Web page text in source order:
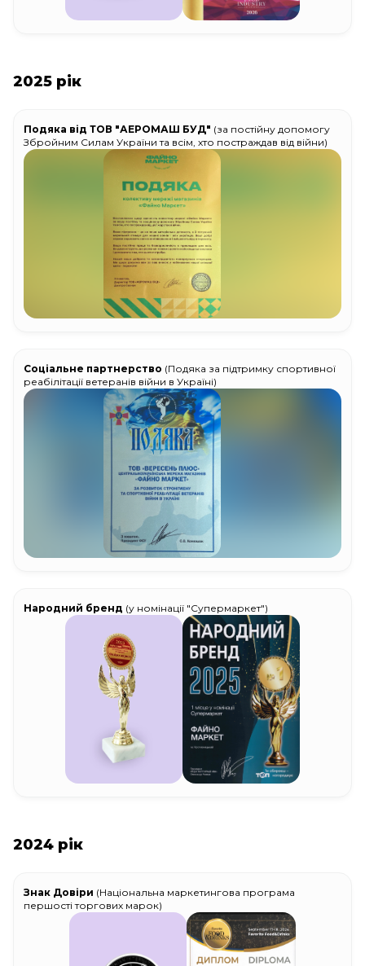
2025 рік
Подяка від ТОВ "АЕРОМАШ БУД" (за постійну допомогу
Збройним Силам України та всім, хто постраждав від війни)
Соціальне партнерство (Подяка за підтримку спортивної
реабілітації ветеранів війни в Україні)
Народний бренд (у номінації "Супермаркет")
2024 рік
Знак Довіри (Національна маркетингова програма
першості торгових марок)